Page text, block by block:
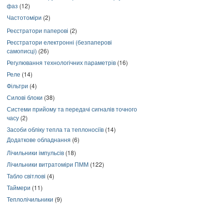
фаз (12)
Частотоміри (2)
Реєстратори паперові (2)
Реєстратори електронні (безпаперові
самописці) (26)
Регулювання технологічних параметрів (16)
Реле (14)
Фільтри (4)
Силові блоки (38)
Системи прийому та передачі сигналів точного
часу (2)
Засоби обліку тепла та теплоносіїв (14)
Додаткове обладнання (6)
Лічильники імпульсів (18)
Лічильники витратоміри ПММ (122)
Табло світлові (4)
Таймери (11)
Теплолічильники (9)